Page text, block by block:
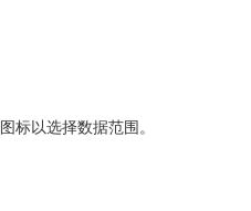
图标以选择数据范围。